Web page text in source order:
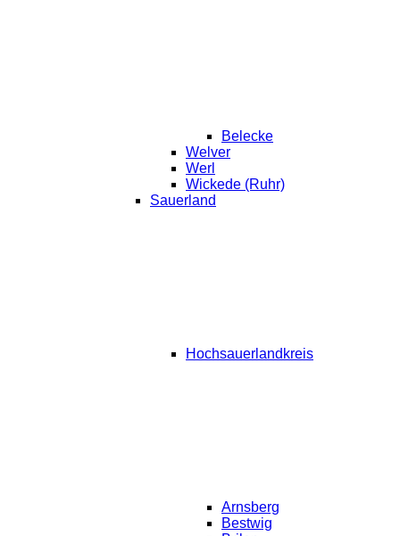
Belecke
Welver
Werl
Wickede (Ruhr)
Sauerland
Hochsauerlandkreis
Arnsberg
Bestwig